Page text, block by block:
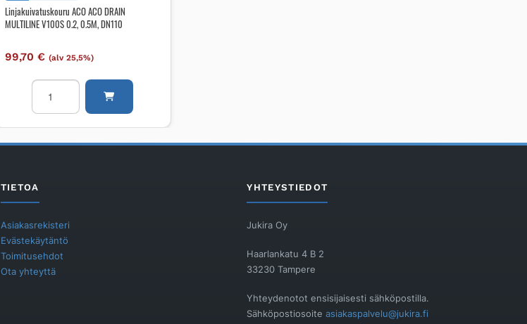
Linjakuivatuskouru ACO ACO DRAIN
MULTILINE V100S 0.2, 0.5M, DN110
99,70 € (alv 25,5%)
Linjakuivatuskouru
ACO
ACO
MULTILINE
määrä
TIETOA
Asiakasrekisteri
Evästekäytäntö
Toimitusehdot
Ota yhteyttä
YHTEYSTIEDOT
Jukira Oy
Haarlankatu 4 B 2
33230 Tampere
Yhteydenotot ensisijaisesti sähköpostilla.
Sähköpostiosoiteasiakaspalvelu@jukira.fi